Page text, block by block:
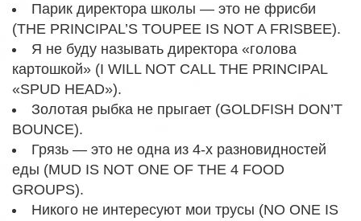
Парик директора школы — это не фрисби
(THE PRINCIPAL’S TOUPEE IS NOT A FRISBEE).
Я не буду называть директора «голова
картошкой» (I WILL NOT CALL THE PRINCIPAL
«SPUD HEAD»).
Золотая рыбка не прыгает (GOLDFISH DON’T
BOUNCE).
Грязь — это не одна из 4-х разновидностей
еды (MUD IS NOT ONE OF THE 4 FOOD
GROUPS).
Никого не интересуют мои трусы (NO ONE IS